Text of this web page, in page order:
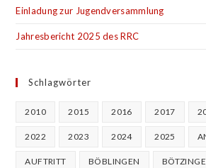
Einladung zur Jugendversammlung
Jahresbericht 2025 des RRC
Schlagwörter
2010 2015 2016 2017
2022 2023 2024 2025
AUFTRITT BÖBLINGEN